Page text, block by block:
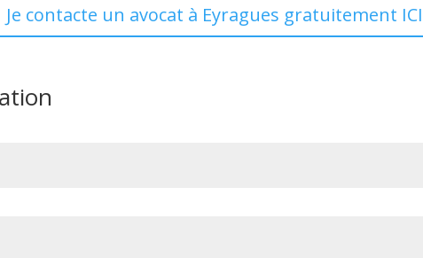
Je contacte un avocat à Eyragues gratuitement ICI